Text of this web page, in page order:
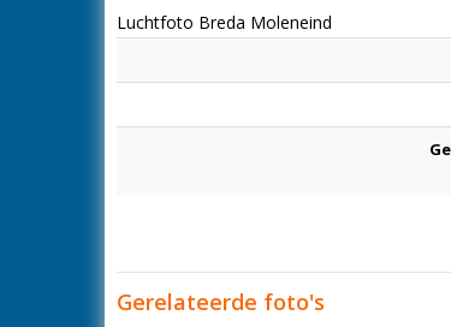
Luchtfoto Breda Moleneind
Gerelateerde foto's